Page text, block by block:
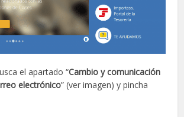
el apartado “Cambio y comunicación
electrónico” (ver imagen) y pincha